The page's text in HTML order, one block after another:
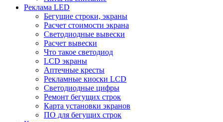
Реклама LED
Бегущие строки, экраны
Расчет стоимости экрана
Светодиодные вывески
Расчет вывески
Что такое светодиод
LCD экраны
Аптечные кресты
Рекламные киоски LCD
Светодиодные цифры
Ремонт бегущих строк
Карта установки экранов
ПО для бегущих строк